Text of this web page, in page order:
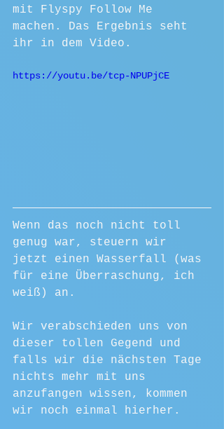
mit Flyspy Follow Me
machen. Das Ergebnis seht
ihr in dem Video.
https://youtu.be/tcp-NPUPjCE
Wenn das noch nicht toll
genug war, steuern wir
jetzt einen Wasserfall (was
für eine Überraschung, ich
weiß) an.
Wir verabschieden uns von
dieser tollen Gegend und
falls wir die nächsten Tage
nichts mehr mit uns
anzufangen wissen, kommen
wir noch einmal hierher.